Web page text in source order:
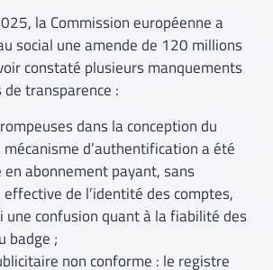
la Commission européenne a
social une amende de 120 millions
constaté plusieurs manquements
transparence :
dans la conception du
mécanisme d’authentification a été
abonnement payant, sans
de l’identité des comptes,
une confusion quant à la fiabilité des
badge ;
non conforme : le registre